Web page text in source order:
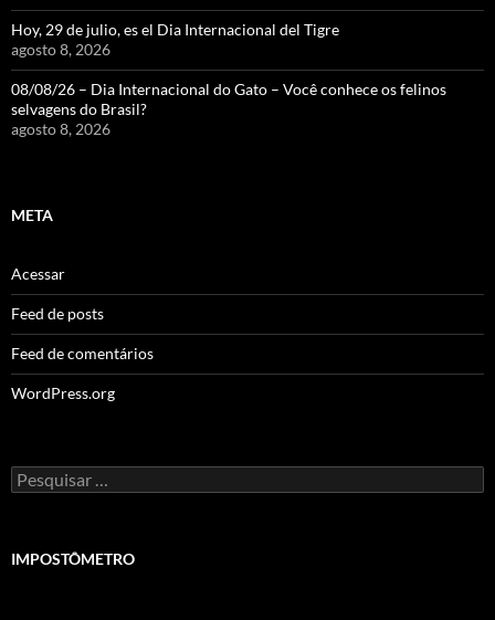
Hoy, 29 de julio, es el Dia Internacional del Tigre
agosto 8, 2026
08/08/26 – Dia Internacional do Gato – Você conhece os felinos
selvagens do Brasil?
agosto 8, 2026
META
Acessar
Feed de posts
Feed de comentários
WordPress.org
Pesquisar
por:
IMPOSTÔMETRO